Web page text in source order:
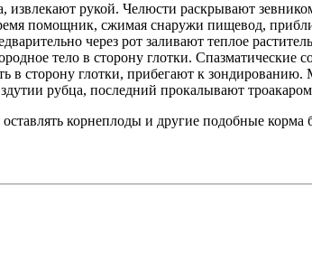
извлекают рукой. Челюсти раскрывают
помощник, сжимая снаружи пищевод,
через рот заливают теплое
тело в сторону глотки.
в сторону глотки, прибегают к
рубца, последний прокалывают
корнеплоды и другие подобные